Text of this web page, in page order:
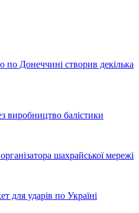
по Донеччині створив декілька
виробництво балістики
шахрайської мережі
для ударів по Україні